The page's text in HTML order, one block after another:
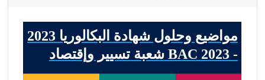
مواضيع وحلول شهادة البكالوريا 2023
- BAC 2023 شعبة تسيير وإقتصاد